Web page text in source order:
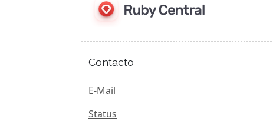
Contacto
E-Mail
Status